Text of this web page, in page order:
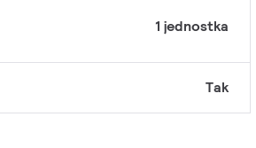
1 jednostka
Tak